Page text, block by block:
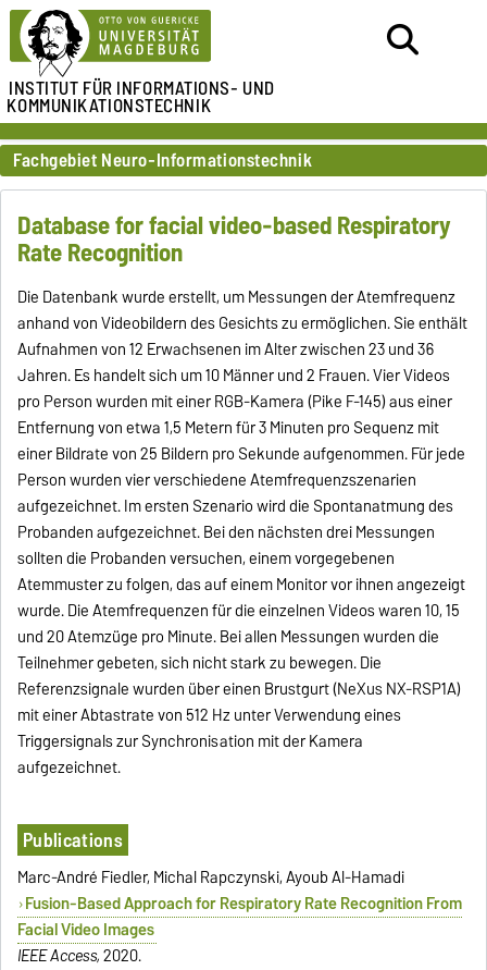
INSTITUT FÜRINFORMATIONS- UND
KOMMUNIKATIONSTECHNIK
Fachgebiet Neuro-Informationstechnik
Database for facial video-based Respiratory
Rate Recognition
Die Datenbank wurde erstellt, um Messungen der Atemfrequenz
anhand von Videobildern des Gesichts zu ermöglichen. Sie enthält
Aufnahmen von 12 Erwachsenen im Alter zwischen 23 und 36
Jahren. Es handelt sich um 10 Männer und 2 Frauen. Vier Videos
pro Person wurden mit einer RGB-Kamera (Pike F-145) aus einer
Entfernung von etwa 1,5 Metern für 3 Minuten pro Sequenz mit
einer Bildrate von 25 Bildern pro Sekunde aufgenommen. Für jede
Person wurden vier verschiedene Atemfrequenzszenarien
aufgezeichnet. Im ersten Szenario wird die Spontanatmung des
Probanden aufgezeichnet. Bei den nächsten drei Messungen
sollten die Probanden versuchen, einem vorgegebenen
Atemmuster zu folgen, das auf einem Monitor vor ihnen angezeigt
wurde. Die Atemfrequenzen für die einzelnen Videos waren 10, 15
und 20 Atemzüge pro Minute. Bei allen Messungen wurden die
Teilnehmer gebeten, sich nicht stark zu bewegen. Die
Referenzsignale wurden über einen Brustgurt (NeXus NX-RSP1A)
mit einer Abtastrate von 512 Hz unter Verwendung eines
Triggersignals zur Synchronisation mit der Kamera
aufgezeichnet.
Publications
Marc-André Fiedler, Michal Rapczynski, Ayoub Al-Hamadi
Fusion-Based Approach for Respiratory Rate Recognition From
Facial Video Images
IEEE Access,2020.